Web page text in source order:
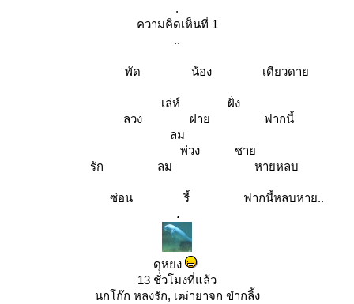
.
ความคิดเห็นที่ 1
..
พัด น้อง เดียวดา
เล่ห์ ฝั่ง
ลวง ฝาย ฟากนี้
ลม
พ่วง ชา
รัก ลม หายหลบ
ซ่อน รี้ ฟากนี้หลบหาย..
.
ดุหยง
13 ชั่วโมงที่แล้ว
นกโก๊ก หลงรัก, เฒ่ายาจก ขำกลิ้ง